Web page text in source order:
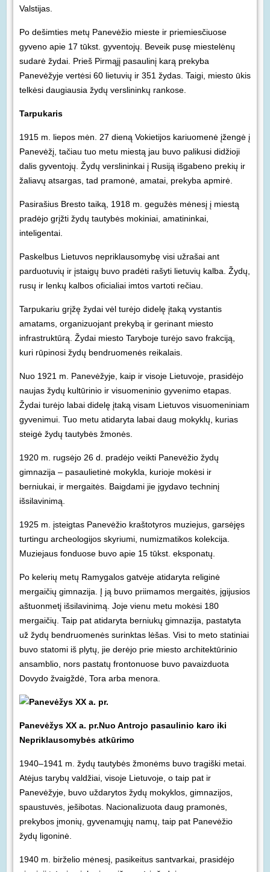
Valstijas.
Po dešimties metų Panevėžio mieste ir priemiesčiuose
gyveno apie 17 tūkst. gyventojų. Beveik pusę miestelėnų
sudarė žydai. Prieš Pirmąjį pasaulinį karą prekyba
Panevėžyje vertėsi 60 lietuvių ir 351 žydas. Taigi, miesto ūkis
telkėsi daugiausia žydų verslininkų rankose.
Tarpukaris
1915 m. liepos mėn. 27 dieną Vokietijos kariuomenė įžengė į
Panevėžį, tačiau tuo metu miestą jau buvo palikusi didžioji
dalis gyventojų. Žydų verslininkai į Rusiją išgabeno prekių ir
žaliavų atsargas, tad pramonė, amatai, prekyba apmirė.
Pasirašius Bresto taiką, 1918 m. gegužės mėnesį į miestą
pradėjo grįžti žydų tautybės mokiniai, amatininkai,
inteligentai.
Paskelbus Lietuvos nepriklausomybę visi užrašai ant
parduotuvių ir įstaigų buvo pradėti rašyti lietuvių kalba. Žydų,
rusų ir lenkų kalbos oficialiai imtos vartoti rečiau.
Tarpukariu grįžę žydai vėl turėjo didelę įtaką vystantis
amatams, organizuojant prekybą ir gerinant miesto
infrastruktūrą. Žydai miesto Taryboje turėjo savo frakciją,
kuri rūpinosi žydų bendruomenės reikalais.
Nuo 1921 m. Panevėžyje, kaip ir visoje Lietuvoje, prasidėjo
naujas žydų kultūrinio ir visuomeninio gyvenimo etapas.
Žydai turėjo labai didelę įtaką visam Lietuvos visuomeniniam
gyvenimui. Tuo metu atidaryta labai daug mokyklų, kurias
steigė žydų tautybės žmonės.
1920 m. rugsėjo 26 d. pradėjo veikti Panevėžio žydų
gimnazija – pasaulietinė mokykla, kurioje mokėsi ir
berniukai, ir mergaitės. Baigdami jie įgydavo techninį
išsilavinimą.
1925 m. įsteigtas Panevėžio kraštotyros muziejus, garsėjęs
turtingu archeologijos skyriumi, numizmatikos kolekcija.
Muziejaus fonduose buvo apie 15 tūkst. eksponatų.
Po kelerių metų Ramygalos gatvėje atidaryta religinė
mergaičių gimnazija. Į ją buvo priimamos mergaitės, įgijusios
aštuonmetį išsilavinimą. Joje vienu metu mokėsi 180
mergaičių. Taip pat atidaryta berniukų gimnazija, pastatyta
už žydų bendruomenės surinktas lėšas. Visi to meto statiniai
buvo statomi iš plytų, jie derėjo prie miesto architektūrinio
ansamblio, nors pastatų frontonuose buvo pavaizduota
Dovydo žvaigždė, Tora arba menora.
Panevėžys XX a. pr.Nuo Antrojo pasaulinio karo iki
Nepriklausomybės atkūrimo
1940–1941 m. žydų tautybės žmonėms buvo tragiški metai.
Atėjus tarybų valdžiai, visoje Lietuvoje, o taip pat ir
Panevėžyje, buvo uždarytos žydų mokyklos, gimnazijos,
spaustuvės, ješibotas. Nacionalizuota daug pramonės,
prekybos įmonių, gyvenamųjų namų, taip pat Panevėžio
žydų ligoninė.
1940 m. birželio mėnesį, pasikeitus santvarkai, prasidėjo